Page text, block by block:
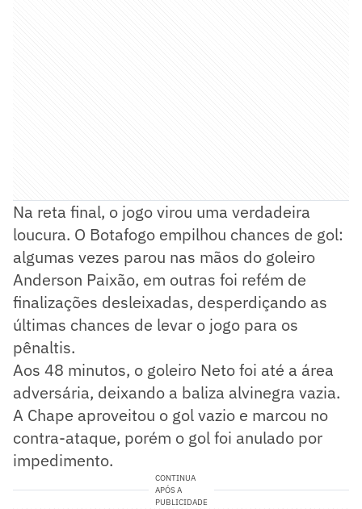
Na reta final, o jogo virou uma verdadeira
loucura. O Botafogo empilhou chances de gol:
algumas vezes parou nas mãos do goleiro
Anderson Paixão, em outras foi refém de
finalizações desleixadas, desperdiçando as
últimas chances de levar o jogo para os
pênaltis.
Aos 48 minutos, o goleiro Neto foi até a área
adversária, deixando a baliza alvinegra vazia.
A Chape aproveitou o gol vazio e marcou no
contra-ataque, porém o gol foi anulado por
impedimento.
CONTINUA
APÓS A
PUBLICIDADE